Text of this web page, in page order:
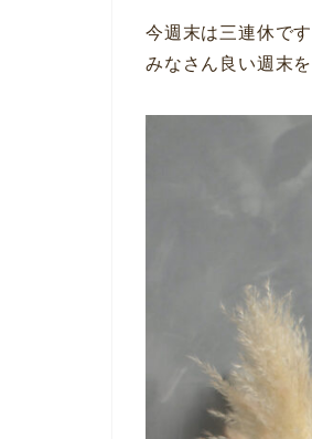
今週末は三連休で
みなさん良い週末